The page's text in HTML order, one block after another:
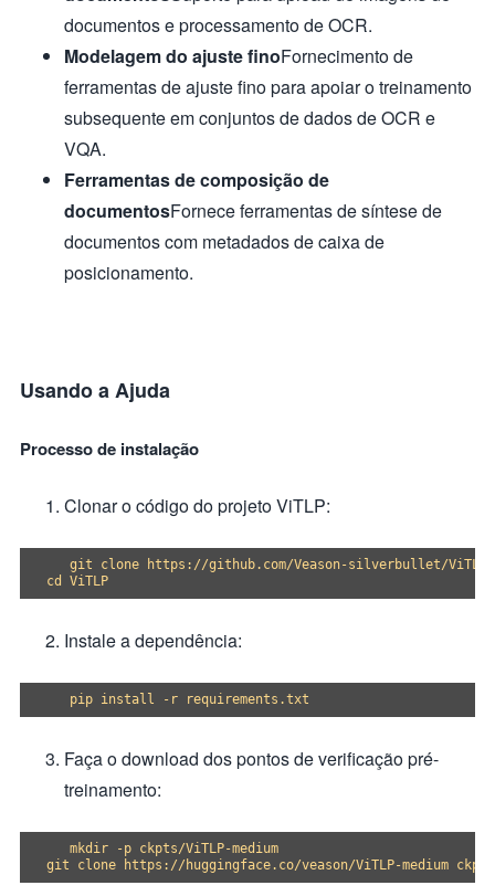
documentos e processamento de OCR.
Modelagem do ajuste finoFornecimento de
ferramentas de ajuste fino para apoiar o treinamento
subsequente em conjuntos de dados de OCR e
VQA.
Ferramentas de composição de
documentosFornece ferramentas de síntese de
documentos com metadados de caixa de
posicionamento.
Usando a Ajuda
Processo de instalação
Clonar o código do projeto ViTLP:
   git clone https://github.com/Veason-silverbullet/ViTLP
Instale a dependência:
Faça o download dos pontos de verificação pré-
treinamento:
   mkdir -p ckpts/ViTLP-medium